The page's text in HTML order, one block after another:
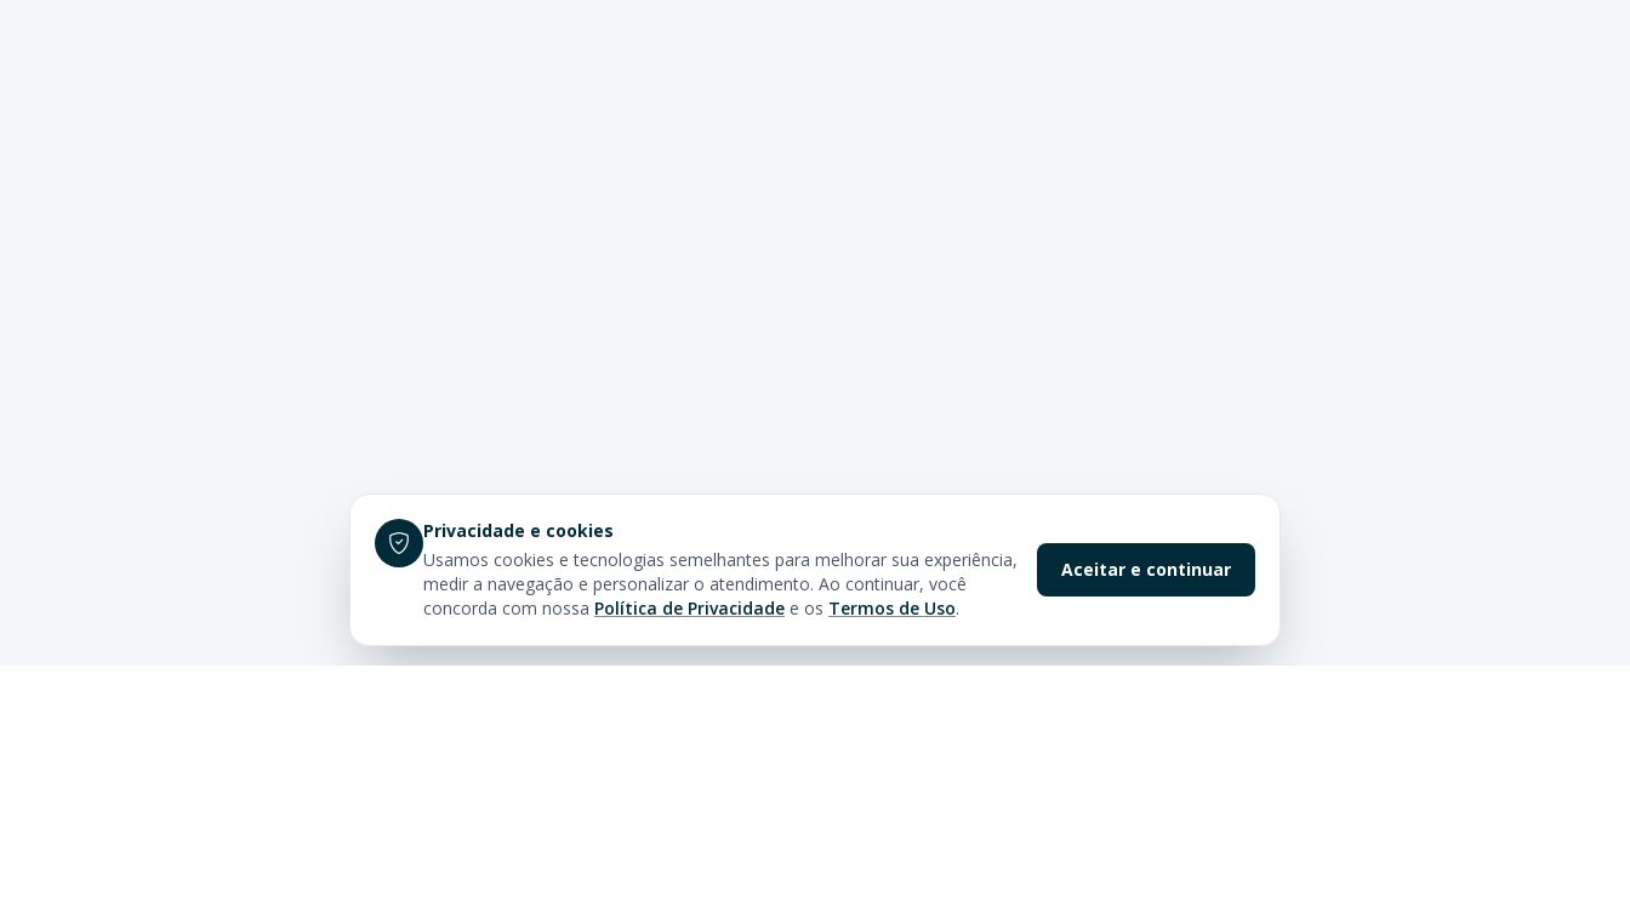
Privacidade e cookies
Usamos cookies e tecnologias semelhantes para melhorar sua experiência,
medir a navegação e personalizar o atendimento. Ao continuar, você
concorda com nossa Política de Privacidade e os Termos de Uso.
Aceitar e continuar